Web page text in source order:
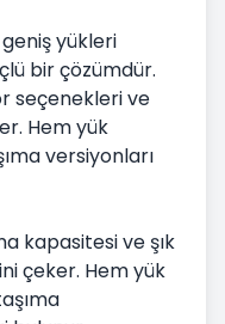
yükleri
bir çözümdür.
seçenekleri ve
Hem yük
versiyonları
kapasitesi ve şık
çeker. Hem yük